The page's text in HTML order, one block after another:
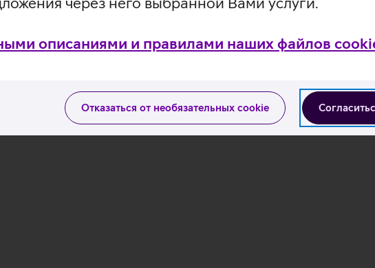
описаниями и правилами наших файлов
Отказаться от необязательных cookie